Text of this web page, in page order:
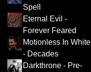
Spell
Eternal Evil -
Forever Feared
Motionless In White
- Decades
Darkthrone - Pre-